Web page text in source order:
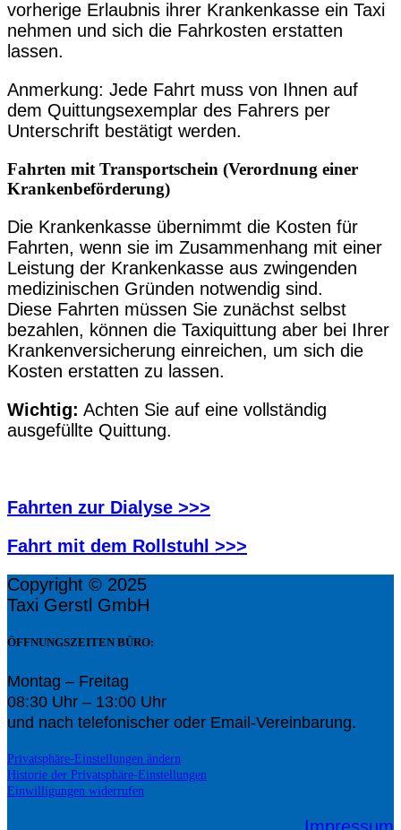
vorherige Erlaubnis ihrer Krankenkasse ein Taxi
nehmen und sich die Fahrkosten erstatten
lassen.
Anmerkung: Jede Fahrt muss von Ihnen auf
dem Quittungsexemplar des Fahrers per
Unterschrift bestätigt werden.
Fahrten mit Transportschein (Verordnung einer
Krankenbeförderung)
Die Krankenkasse übernimmt die Kosten für
Fahrten, wenn sie im Zusammenhang mit einer
Leistung der Krankenkasse aus zwingenden
medizinischen Gründen notwendig sind.
Diese Fahrten müssen Sie zunächst selbst
bezahlen, können die Taxiquittung aber bei Ihrer
Krankenversicherung einreichen, um sich die
Kosten erstatten zu lassen.
Wichtig: Achten Sie auf eine vollständig
ausgefüllte Quittung.
Fahrten zur Dialyse >>>
Fahrt mit dem Rollstuhl >>>
Copyright © 2025
Taxi Gerstl GmbH
ÖFFNUNGSZEITEN BÜRO:
Montag – Freitag
08:30 Uhr – 13:00 Uhr
und nach telefonischer oder Email-Vereinbarung.
Privatsphäre-Einstellungen ändern
Historie der Privatsphäre-Einstellungen
Einwilligungen widerrufen
Impressum